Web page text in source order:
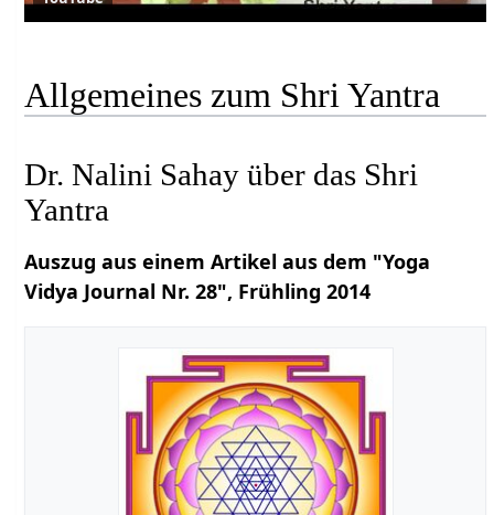
Allgemeines zum Shri Yantra
Dr. Nalini Sahay über das Shri
Yantra
Auszug aus einem Artikel aus dem "Yoga
Vidya Journal Nr. 28", Frühling 2014